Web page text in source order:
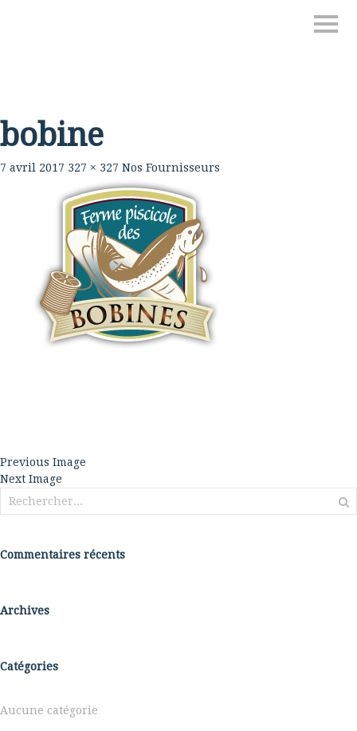
bobine
7 avril 2017 327 × 327 Nos Fournisseurs
Previous Image
Next Image
Rechercher :
Commentaires récents
Archives
Catégories
Aucune catégorie